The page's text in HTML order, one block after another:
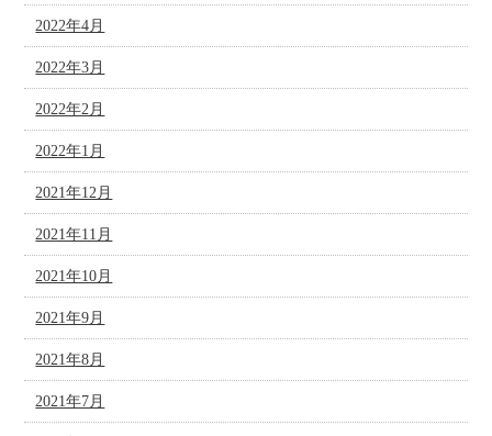
2022年4月
2022年3月
2022年2月
2022年1月
2021年12月
2021年11月
2021年10月
2021年9月
2021年8月
2021年7月